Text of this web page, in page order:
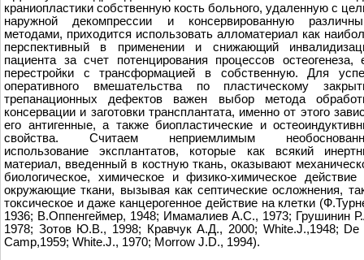
краниопластики собственную кость больного, удаленную с
наружной декомпрессии и консервированную
методами, приходится использовать алломатериал как
перспективный в применении и снижающий
пациента за счет потенцирования процессов остеогенеза,
перестройки с трансформацией в собственную. Для
оперативного вмешательства по пластическому
трепанационных дефектов важен выбор метода
консервации и заготовки трансплантата, именно от этого
его антигенные, а также биопластические и
свойства. Считаем неприемлимым
использование эксплантатов, которые как всякий
материал, введенный в костную ткань, оказывают
биологическое, химическое и физико-химическое действие
окружающие ткани, вызывая как септические осложнения,
токсическое и даже канцерогенное действие на клетки
1936; В.Оппенгеймер, 1948; Имамалиев А.С., 1973; Грушинин
1978; Зотов Ю.В., 1998; Кравчук А.Д., 2000; White.J.,1948; De
Camp,1959; White.J., 1970; Morrow J.D., 1994).